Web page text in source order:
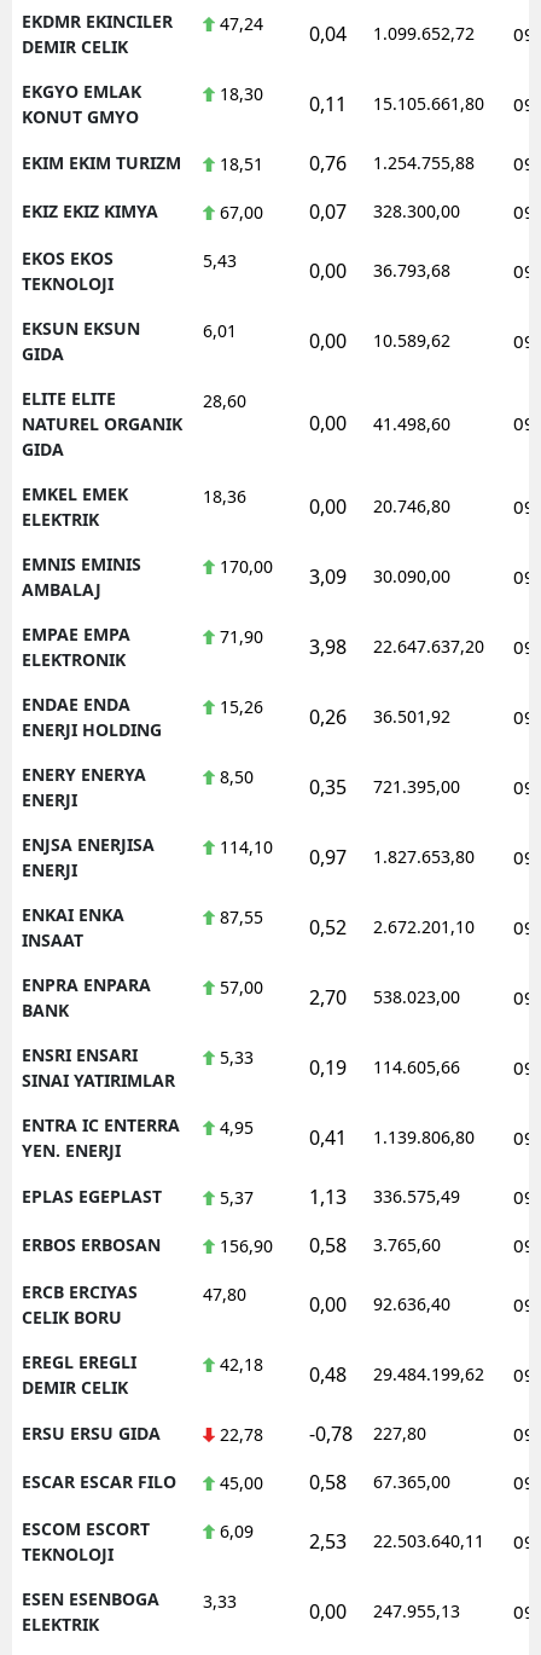
EKDMR EKINCILER
DEMIR CELIK
47,24 0,04 1.099.652,72
EKGYO EMLAK
KONUT GMYO
18,30 0,11 15.105.661,80
EKIM EKIM TURIZM 18,51 0,76 1.254.755,88
EKIZ EKIZ KIMYA 67,00 0,07 328.300,00
EKOS EKOS
TEKNOLOJI
5,43 0,00 36.793,68
EKSUN EKSUN
GIDA
6,01 0,00 10.589,62
ELITE ELITE
NATUREL ORGANIK
GIDA
28,60
0,00 41.498,60
EMKEL EMEK
ELEKTRIK
18,36 0,00 20.746,80
EMNIS EMINIS
AMBALAJ
170,00 3,09 30.090,00
EMPAE EMPA
ELEKTRONIK
71,90 3,98 22.647.637,20
ENDAE ENDA
ENERJI HOLDING
15,26 0,26 36.501,92
ENERY ENERYA
ENERJI
8,50 0,35 721.395,00
ENJSA ENERJISA
ENERJI
114,10 0,97 1.827.653,80
ENKAI ENKA
INSAAT
87,55 0,52 2.672.201,10
ENPRA ENPARA
BANK
57,00 2,70 538.023,00
ENSRI ENSARI
SINAI YATIRIMLAR
5,33 0,19 114.605,66
ENTRA IC ENTERRA
YEN. ENERJI
4,95 0,41 1.139.806,80
EPLAS EGEPLAST 5,37 1,13 336.575,49
ERBOS ERBOSAN 156,90 0,58 3.765,60
ERCB ERCIYAS
CELIK BORU
47,80 0,00 92.636,40
EREGL EREGLI
DEMIR CELIK
42,18 0,48 29.484.199,62
ERSU ERSU GIDA 22,78 -0,78 227,80
ESCAR ESCAR FILO 45,00 0,58 67.365,00
ESCOM ESCORT
TEKNOLOJI
6,09 2,53 22.503.640,11
ESEN ESENBOGA
ELEKTRIK
3,33 0,00 247.955,13